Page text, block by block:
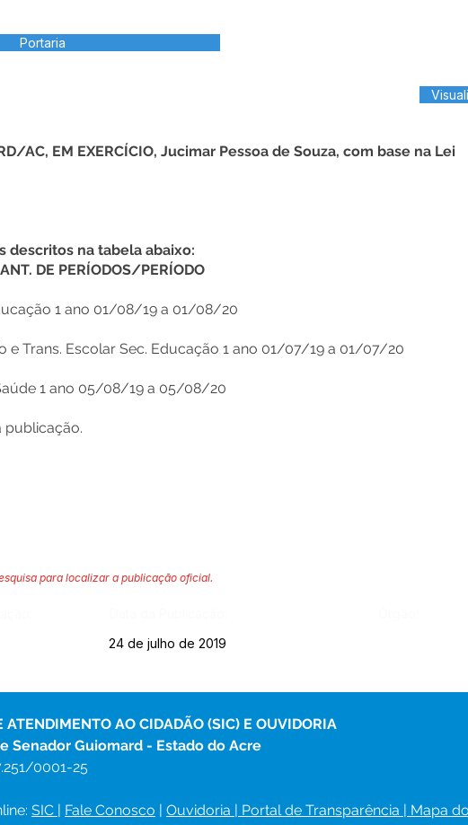
Portaria
AC, EM EXERCÍCIO, Jucimar Pessoa de Souza, com base na Lei
descritos na tabela abaixo:
DE PERÍODOS/PERÍODO
1 ano 01/08/19 a 01/08/20
e Trans. Escolar Sec. Educação 1 ano 01/07/19 a 01/07/20
1 ano 05/08/19 a 05/08/20
publicação.
para localizar a publicação oficial.
24 de julho de 2019
ATENDIMENTO AO CIDADÃO (SIC) E OUVIDORIA
Senador Guiomard - Estado do Acre
0001-25
SIC | Fale Conosco | Ouvidoria | Portal de Transparência | Mapa